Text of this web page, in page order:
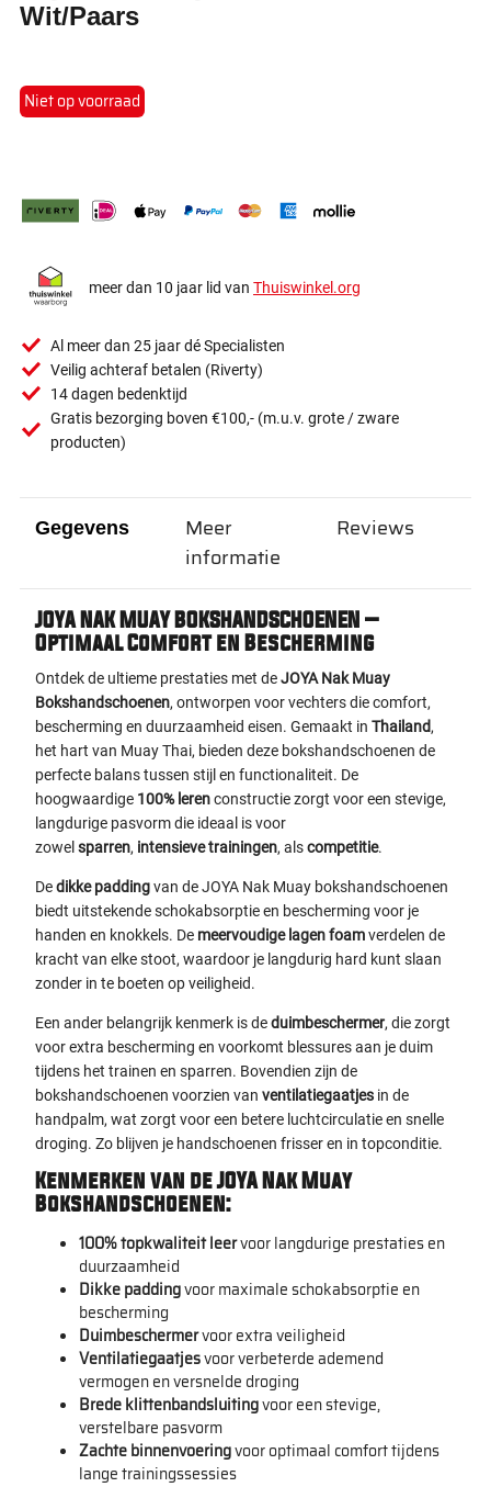
Wit/Paars
Niet op voorraad
meer dan 10 jaar lid van Thuiswinkel.org
Al meer dan 25 jaar dé Specialisten
Veilig achteraf betalen (Riverty)
14 dagen bedenktijd
Gratis bezorging boven €100,- (m.u.v. grote / zware
producten)
Gegevens
JOYA NAK MUAY BOKSHANDSCHOENEN –
Optimaal Comfort en Bescherming
Ontdek de ultieme prestaties met deJOYA Nak Muay
Bokshandschoenen, ontworpen voor vechters die comfort,
bescherming en duurzaamheid eisen. Gemaakt in Thailand,
het hart van Muay Thai, bieden deze bokshandschoenen de
perfecte balans tussen stijl en functionaliteit. De
hoogwaardige 100% lerenconstructie zorgt voor een stevige,
langdurige pasvorm die ideaal is voor
zowel sparren, intensieve trainingen, alscompetitie.
Dedikke paddingvan de JOYA Nak Muay bokshandschoenen
biedt uitstekende schokabsorptie en bescherming voor je
handen en knokkels. De meervoudige lagen foamverdelen de
kracht van elke stoot, waardoor je langdurig hard kunt slaan
zonder in te boeten op veiligheid.
Een ander belangrijk kenmerk is deduimbeschermer, die zorgt
voor extra bescherming en voorkomt blessures aan je duim
tijdens het trainen en sparren. Bovendien zijn de
bokshandschoenen voorzien van ventilatiegaatjes in de
handpalm, wat zorgt voor een betere luchtcirculatie en snelle
droging. Zo blijven je handschoenen frisser en in topconditie.
Kenmerken van de JOYA Nak Muay
Bokshandschoenen:
100% topkwaliteit leervoor langdurige prestaties en
duurzaamheid
Dikke paddingvoor maximale schokabsorptie en
bescherming
Duimbeschermervoor extra veiligheid
Ventilatiegaatjesvoor verbeterde ademend
vermogen en versnelde droging
Brede klittenbandsluitingvoor een stevige,
verstelbare pasvorm
Zachte binnenvoeringvoor optimaal comfort tijdens
lange trainingssessies
Meer
informatie
Reviews